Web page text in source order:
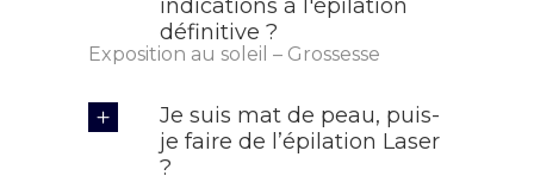
indications à l'épilation
définitive ?
Exposition au soleil – Grossesse
Je suis mat de peau, puis-
je faire de l’épilation Laser
?